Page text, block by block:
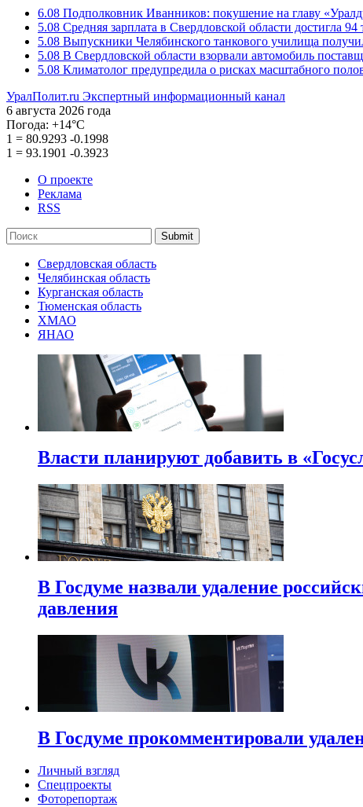
6.08 Подполковник Иванников: покушение на главу
5.08 Средняя зарплата в Свердловской области достигла 94
5.08 Выпускники Челябинского танкового училища
5.08 В Свердловской области взорвали автомобиль
5.08 Климатолог предупредила о рисках масштабного
УралПолит.ru Экспертный информационный канал
6 августа 2026 года
Погода: +14°С
1 = 80.9293 -0.1998
1 = 93.1901 -0.3923
О проекте
Реклама
RSS
Submit
Свердловская область
Челябинская область
Курганская область
Тюменская область
ХМАО
ЯНАО
Власти планируют добавить в
В Госдуме назвали удаление
давления
В Госдуме прокомментировали
Личный взгляд
Спецпроекты
Фоторепортаж